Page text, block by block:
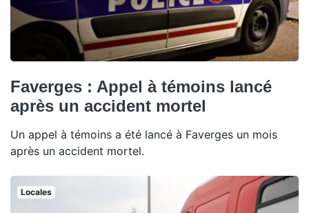
Faverges : Appel à témoins lancé
après un accident mortel
Un appel à témoins a été lancé à Faverges un mois
après un accident mortel.
Locales